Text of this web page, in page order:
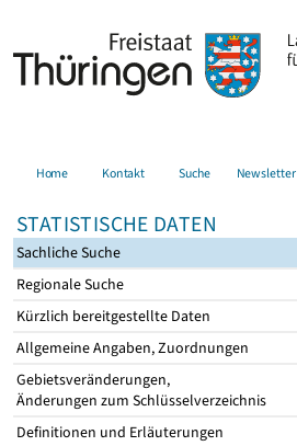
Home Kontakt Suche Newsletter
STATISTISCHE DATEN
Sachliche Suche
Regionale Suche
Kürzlich bereitgestellte Daten
Allgemeine Angaben, Zuordnungen
Gebietsveränderungen,
Änderungen zum Schlüsselverzeichnis
Definitionen und Erläuterungen